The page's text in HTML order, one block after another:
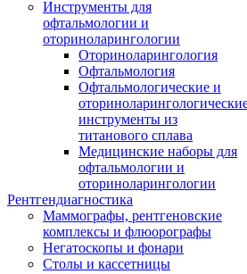
Инструменты для
офтальмологии и
оториноларингологии
Оториноларингология
Офтальмология
Офтальмологические и
инструменты из
титанового сплава
Медицинские наборы для
офтальмологии и
оториноларингологии
Рентгендиагностика
Маммографы, рентгеновские
комплексы и флюорографы
Негатоскопы и фонари
Столы и кассетницы